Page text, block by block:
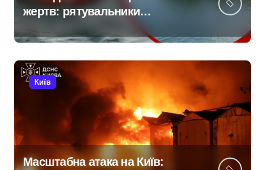
жертв: рятувальники
тривожаться через зростання
трагедій
Київ
Масштабна атака на Київ: